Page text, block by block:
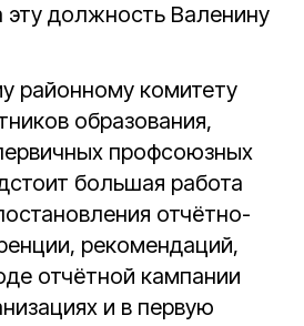
эту должность Валенину
районному комитету
образования,
профсоюзных
большая работа
отчётно-
рекомендаций,
отчётной кампании
и в первую